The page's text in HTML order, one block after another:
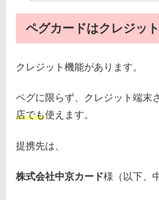
ペグカードはクレジッ
クレジット機能があります。
ペグに限らず、クレジット端末
店でも使えます。
提携先は、
株式会社中京カード様（以下、